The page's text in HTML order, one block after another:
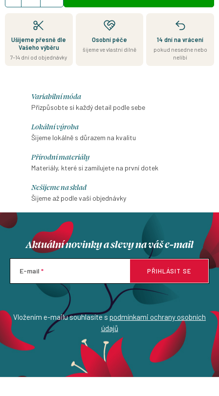
Ušijeme přesně dle
Vašeho výběru
7–14 dní od objednávky
Osobní péče
šijeme ve vlastní dílně
14 dní na vrácení
pokud nesedne nebo
nelíbí
Variabilní móda
Přizpůsobte si každý detail podle sebe
Lokální výroba
Šijeme lokálně s důrazem na kvalitu
Přírodní materiály
Materiály, které si zamilujete na první dotek
Nešijeme na sklad
Šijeme až podle vaší objednávky
Aktuální novinky a slevy na váš e-mail
E-mail
Vložením e-mailu souhlasíte s podmínkami ochrany osobních
údajů
PŘIHLÁSIT SE